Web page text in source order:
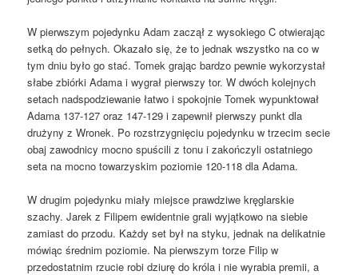
W pierwszym pojedynku Adam zaczął z wysokiego C otwierając
setką do pełnych. Okazało się, że to jednak wszystko na co w
tym dniu było go stać. Tomek grając bardzo pewnie wykorzystał
słabe zbiórki Adama i wygrał pierwszy tor. W dwóch kolejnych
setach nadspodziewanie łatwo i spokojnie Tomek wypunktował
Adama 137-127 oraz 147-129 i zapewnił pierwszy punkt dla
drużyny z Wronek. Po rozstrzygnięciu pojedynku w trzecim secie
obaj zawodnicy mocno spuścili z tonu i zakończyli ostatniego
seta na mocno towarzyskim poziomie 120-118 dla Adama.
W drugim pojedynku miały miejsce prawdziwe kręglarskie
szachy. Jarek z Filipem ewidentnie grali wyjątkowo na siebie
zamiast do przodu. Każdy set był na styku, jednak na delikatnie
mówiąc średnim poziomie. Na pierwszym torze Filip w
przedostatnim rzucie robi dziurę do króla i nie wyrabia premii, a